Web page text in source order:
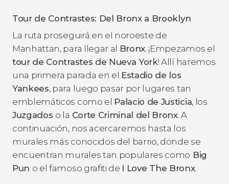
Tour de Contrastes: Del Bronx a Brooklyn
La ruta proseguirá en el noroeste de
Manhattan, para llegar al Bronx. ¡Empezamos el
tour de Contrastes de Nueva York! Allí haremos
una primera parada en el Estadio de los
Yankees, para luego pasar por lugares tan
emblemáticos como el Palacio de Justicia, los
Juzgados o la Corte Criminal del Bronx. A
continuación, nos acercaremos hasta los
murales más conocidos del barrio, donde se
encuentran murales tan populares como Big
Pun o el famoso grafiti de I Love The Bronx.